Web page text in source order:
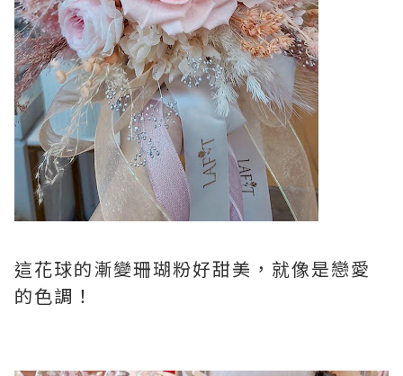
這花球的漸變珊瑚粉好甜美，就像是戀愛
的色調！